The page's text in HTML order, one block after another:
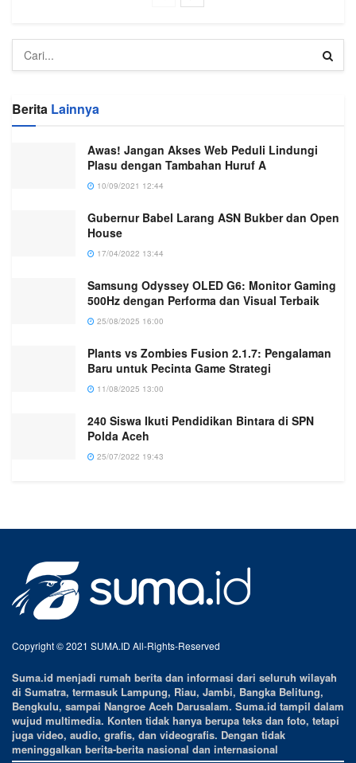
Berita Lainnya
Awas! Jangan Akses Web Peduli Lindungi
Plasu dengan Tambahan Huruf A
10/09/2021 12:44
Gubernur Babel Larang ASN Bukber dan Open
House
17/04/2022 13:44
Samsung Odyssey OLED G6: Monitor Gaming
500Hz dengan Performa dan Visual Terbaik
25/08/2025 16:00
Plants vs Zombies Fusion 2.1.7: Pengalaman
Baru untuk Pecinta Game Strategi
11/08/2025 13:00
240 Siswa Ikuti Pendidikan Bintara di SPN
Polda Aceh
25/07/2022 19:43
Copyright © 2021 SUMA.ID All-Rights-Reserved
Suma.id menjadi rumah berita dan informasi dari seluruh wilayah
di Sumatra, termasuk Lampung, Riau, Jambi, Bangka Belitung,
Bengkulu, sampai Nangroe Aceh Darusalam. Suma.id tampil dalam
wujud multimedia. Konten tidak hanya berupa teks dan foto, tetapi
juga video, audio, grafis, dan videografis. Dengan tidak
meninggalkan berita-berita nasional dan internasional